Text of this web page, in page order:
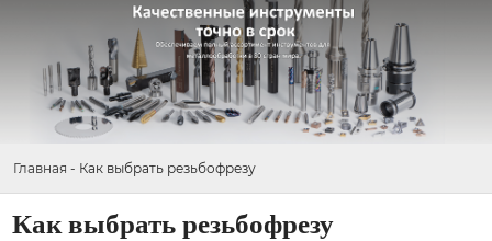
Главная - Как выбрать резьбофрезу
Как выбрать резьбофрезу